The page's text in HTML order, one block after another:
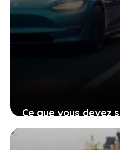
Ce que vous devez
l’assouplissement
thermiques par l’ue